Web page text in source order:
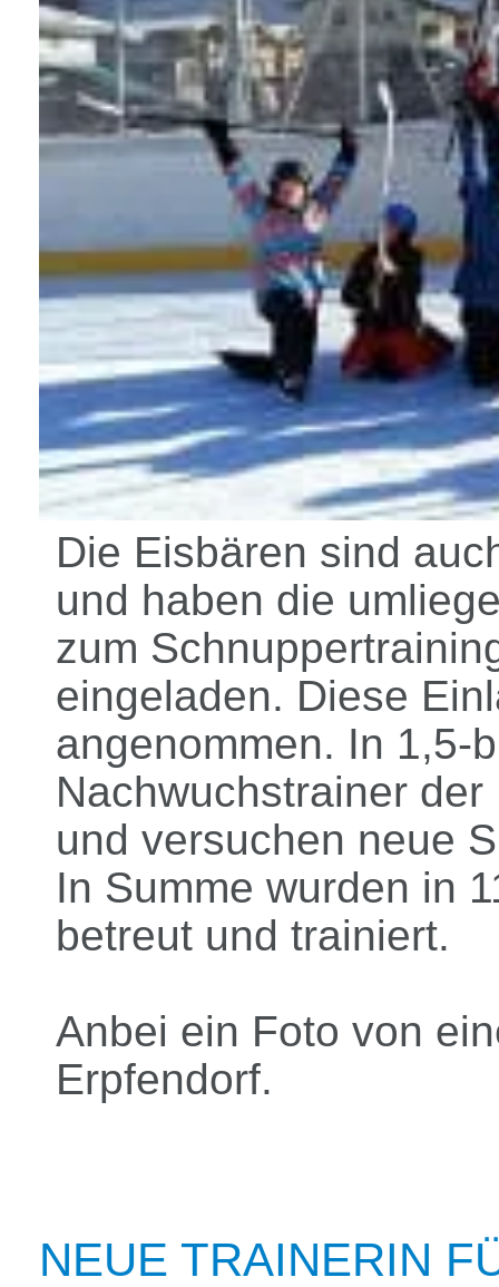
Die Eisbären sind
und haben die
zum
eingeladen. Diese
angenommen. In 1,5-
Nachwuchstrainer
und versuchen neue
In Summe wurden in
betreut und trainiert.
Anbei ein Foto von
Erpfendorf.
NEUE TRAINERIN